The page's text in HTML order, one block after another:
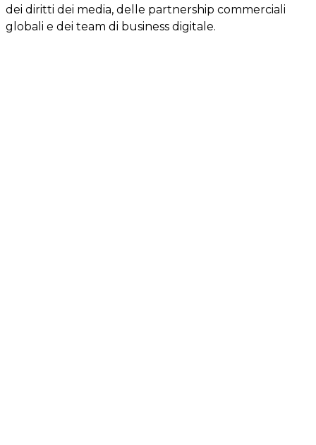
dei diritti dei media, delle partnership commerciali
globali e dei team di business digitale.